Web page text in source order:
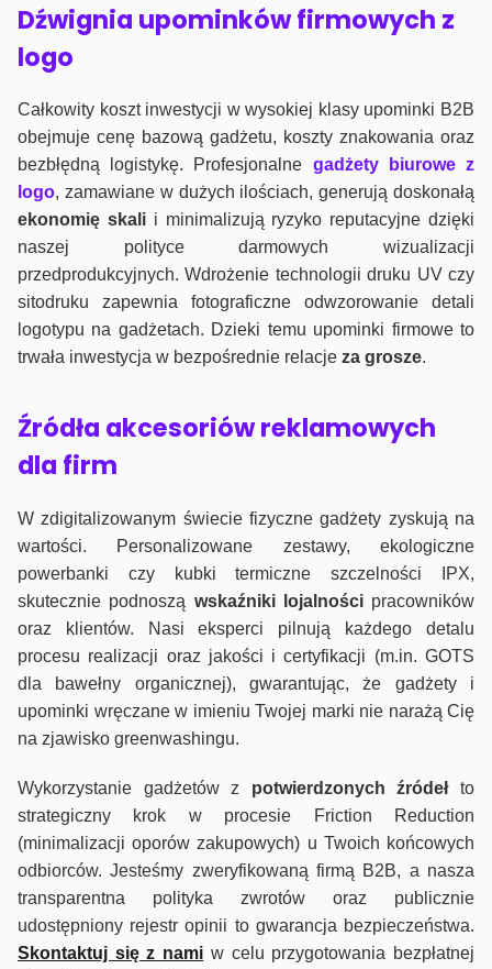
Dźwignia upominków firmowych z
logo
Całkowity koszt inwestycji w wysokiej klasy upominki B2B
obejmuje cenę bazową gadżetu, koszty znakowania oraz
bezbłędną logistykę. Profesjonalne gadżety biurowe z
logo, zamawiane w dużych ilościach, generują doskonałą
ekonomię skalii minimalizują ryzyko reputacyjne dzięki
naszej polityce darmowych wizualizacji
przedprodukcyjnych. Wdrożenie technologii druku UV czy
sitodruku zapewnia fotograficzne odwzorowanie detali
logotypu na gadżetach. Dzieki temu upominki firmowe to
trwała inwestycja w bezpośrednie relacje za grosze.
Źródła akcesoriów reklamowych
dla firm
W zdigitalizowanym świecie fizyczne gadżety zyskują na
wartości. Personalizowane zestawy, ekologiczne
powerbanki czy kubki termiczne szczelności IPX,
skutecznie podnoszą wskaźniki lojalnościpracowników
oraz klientów. Nasi eksperci pilnują każdego detalu
procesu realizacji oraz jakości i certyfikacji (m.in. GOTS
dla bawełny organicznej), gwarantując, że gadżety i
upominki wręczane w imieniu Twojej marki nie narażą Cię
na zjawisko greenwashingu.
Wykorzystanie gadżetów z potwierdzonych źródełto
strategiczny krok w procesie Friction Reduction
(minimalizacji oporów zakupowych) u Twoich końcowych
odbiorców. Jesteśmy zweryfikowaną firmą B2B, a nasza
transparentna polityka zwrotów oraz publicznie
udostępniony rejestr opinii to gwarancja bezpieczeństwa.
Skontaktuj się z nami w celu przygotowania bezpłatnej